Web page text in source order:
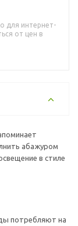
для интернет-
от цен в
абажуром
в стиле
потребляют на